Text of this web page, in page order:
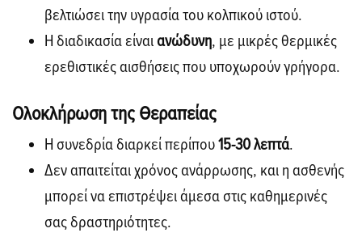
βελτιώσει την υγρασία του κολπικού ιστού.
Η διαδικασία είναιανώδυνη, με μικρές θερμικές
ερεθιστικές αισθήσεις που υποχωρούν γρήγορα.
Ολοκλήρωση της Θεραπείας
Η συνεδρία διαρκεί περίπου15-30 λεπτά.
Δεν απαιτείται χρόνος ανάρρωσης, και η ασθενής
μπορεί να επιστρέψει άμεσα στις καθημερινές
σας δραστηριότητες.